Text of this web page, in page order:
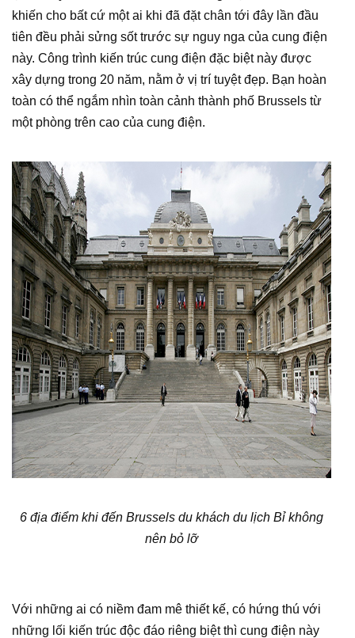
khiến cho bất cứ một ai khi đã đặt chân tới đây lần đầu
tiên đều phải sửng sốt trước sự nguy nga của cung điện
này. Công trình kiến trúc cung điện đặc biệt này được
xây dựng trong 20 năm, nằm ở vị trí tuyệt đẹp. Bạn hoàn
toàn có thể ngắm nhìn toàn cảnh thành phố Brussels từ
một phòng trên cao của cung điện.
6 địa điểm khi đến Brussels du khách du lịch Bỉ không
nên bỏ lỡ
Với những ai có niềm đam mê thiết kế, có hứng thú với
những lối kiến trúc độc đáo riêng biệt thì cung điện này